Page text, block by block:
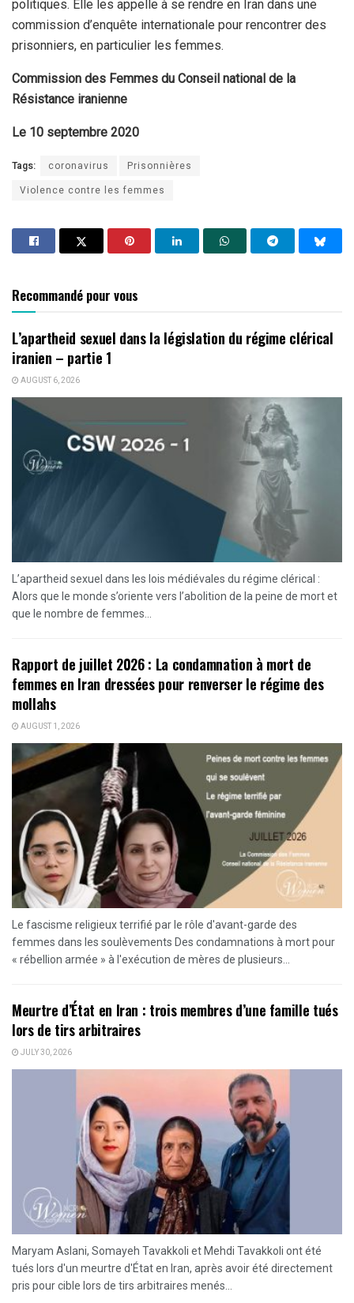
politiques. Elle les appelle à se rendre en Iran dans une
commission d’enquête internationale pour rencontrer des
prisonniers, en particulier les femmes.
Commission des Femmes du Conseil national de la
Résistance iranienne
Le 10 septembre 2020
Tags: coronavirus
Prisonnières
Violence contre les femmes
Recommandé pour vous
L’apartheid sexuel dans la législation du régime clérical
iranien – partie 1
AUGUST 6, 2026
L’apartheid sexuel dans les lois médiévales du régime clérical :
Alors que le monde s’oriente vers l’abolition de la peine de mort et
que le nombre de femmes...
Rapport de juillet 2026 : La condamnation à mort de
femmes en Iran dressées pour renverser le régime des
mollahs
AUGUST 1, 2026
Le fascisme religieux terrifié par le rôle d'avant-garde des
femmes dans les soulèvements Des condamnations à mort pour
« rébellion armée » à l'exécution de mères de plusieurs...
Meurtre d’État en Iran : trois membres d’une famille tués
lors de tirs arbitraires
JULY 30, 2026
Maryam Aslani, Somayeh Tavakkoli et Mehdi Tavakkoli ont été
tués lors d'un meurtre d'État en Iran, après avoir été directement
pris pour cible lors de tirs arbitraires menés...